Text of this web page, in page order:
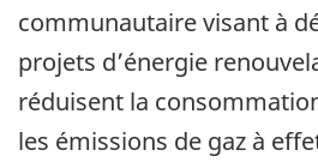
communautaire visant à
projets d’énergie
réduisent la
les émissions de gaz à